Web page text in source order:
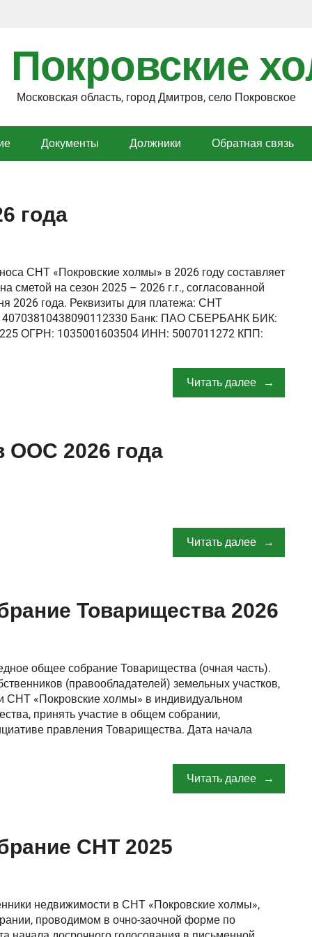
Московская область, город Дмитров, село Покровское
Документы Должники Обратная связь
года
СНТ «Покровские холмы» в 2026 году составляет
сметой на сезон 2025 – 2026 г.г., согласованной
2026 года. Реквизиты для платежа: СНТ
Банк: ПАО СБЕРБАНК БИК:
ОГРН: 1035001603504 ИНН: 5007011272 КПП:
Читать далее
ООС 2026 года
Читать далее
Товарищества 2026
общее собрание Товарищества (очная часть).
(правообладателей) земельных участков,
СНТ «Покровские холмы» в индивидуальном
принять участие в общем собрании,
правления Товарищества. Дата начала
Читать далее
СНТ 2025
недвижимости в СНТ «Покровские холмы»,
проводимом в очно-заочной форме по